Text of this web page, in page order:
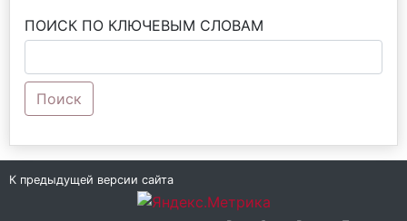
ПОИСК ПО КЛЮЧЕВЫМ СЛОВАМ
Поиск
К предыдущей версии сайта